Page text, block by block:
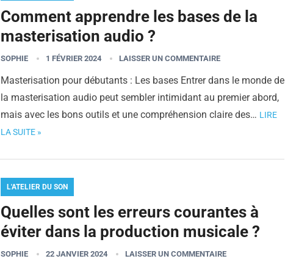
Comment apprendre les bases de la
masterisation audio ?
SOPHIE 1 FÉVRIER 2024 LAISSER UN COMMENTAIRE
Masterisation pour débutants : Les bases Entrer dans le monde de
la masterisation audio peut sembler intimidant au premier abord,
mais avec les bons outils et une compréhension claire des… LIRE
LA SUITE »
L'ATELIER DU SON
Quelles sont les erreurs courantes à
éviter dans la production musicale ?
SOPHIE 22 JANVIER 2024 LAISSER UN COMMENTAIRE